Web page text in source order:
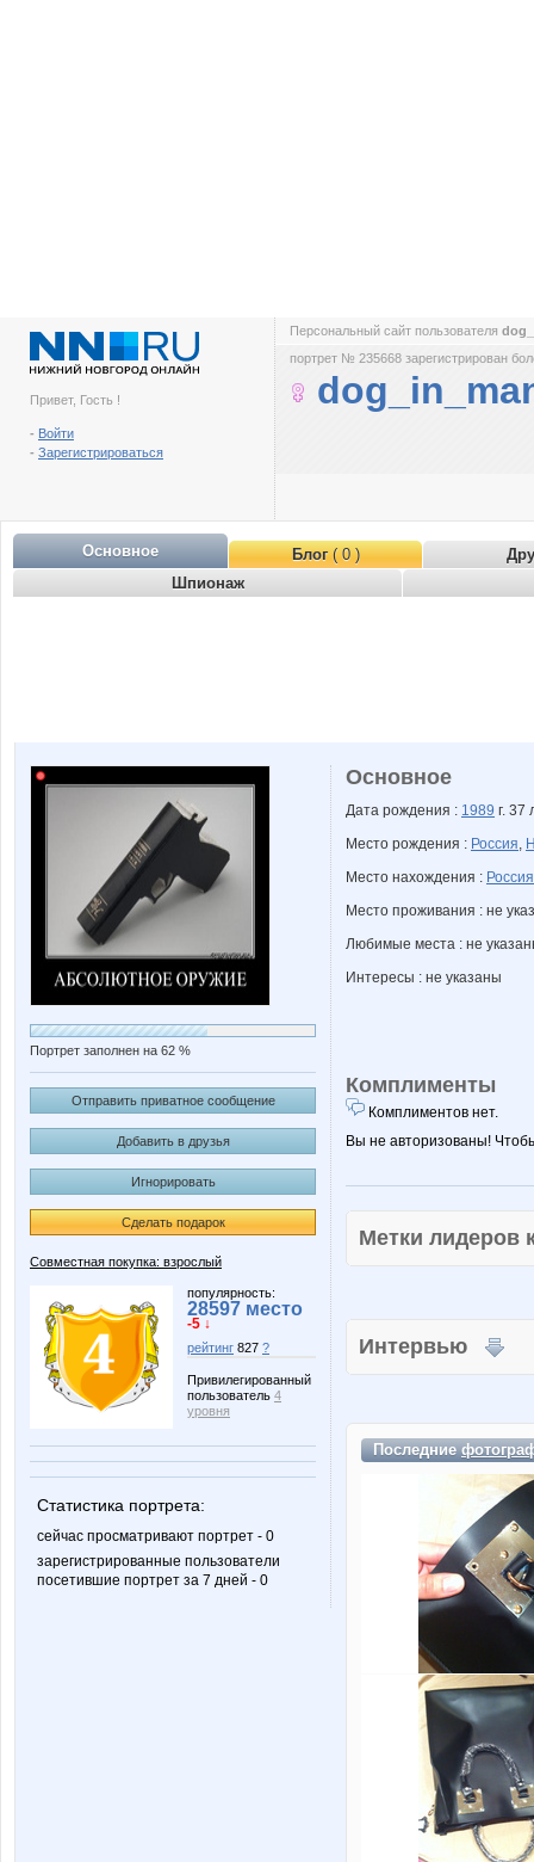
Привет, Гость !
- Войти
- Зарегистрироваться
Персональный сайт пользователя
портрет № 235668 зарегистрирован
Основное Блог( 0 )
Шпионаж
Портрет заполнен на 62 %
Отправить приватное сообщение
Добавить в друзья
Игнорировать
Сделать подарок
Совместная покупка: взрослый
популярность:
28597 место
-5 ↓
рейтинг 827 ?
Привилегированный
пользователь 4
уровня
Статистика портрета:
сейчас просматривают портрет - 0
зарегистрированные пользователи
посетившие портрет за 7 дней - 0
Основное
Дата рождения : 1989 г. 37
Место рождения : Россия,
Место нахождения : Россия
Место проживания : не
Любимые места : не
Интересы : не указаны
Комплименты
Комплиментов нет.
Вы не авторизованы!
Метки
Интервью
Последние